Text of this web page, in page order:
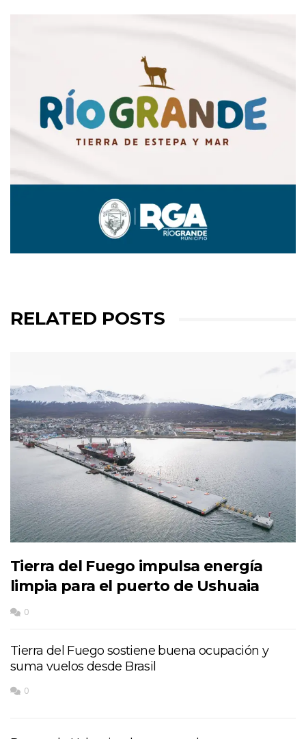
RELATED POSTS
Tierra del Fuego impulsa energía
limpia para el puerto de Ushuaia
0
Tierra del Fuego sostiene buena ocupación y
suma vuelos desde Brasil
0